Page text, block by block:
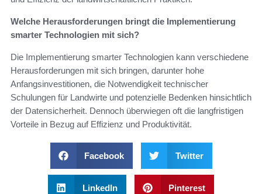
Welche Herausforderungen bringt die Implementierung
smarter Technologien mit sich?
Die Implementierung smarter Technologien kann verschiedene
Herausforderungen mit sich bringen, darunter hohe
Anfangsinvestitionen, die Notwendigkeit technischer
Schulungen für Landwirte und potenzielle Bedenken hinsichtlich
der Datensicherheit. Dennoch überwiegen oft die langfristigen
Vorteile in Bezug auf Effizienz und Produktivität.
Facebook Twitter
LinkedIn Pinterest